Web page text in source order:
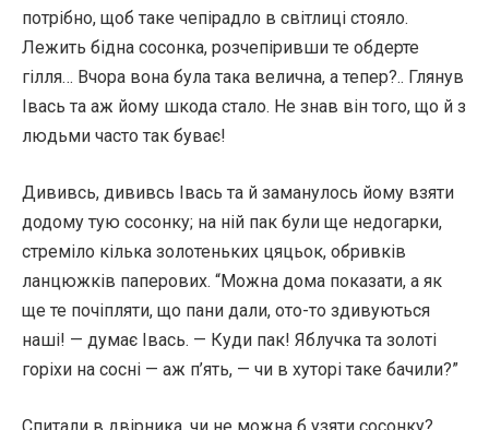
потрібно, щоб таке чепірадло в світлиці стояло.
Лежить бідна сосонка, розчепіривши те обдерте
гілля… Вчора вона була така велична, а тепер?.. Глянув
Івась та аж йому шкода стало. Не знав він того, що й з
людьми часто так буває!
Дививсь, дививсь Івась та й заманулось йому взяти
додому тую сосонку; на ній пак були ще недогарки,
стреміло кілька золотеньких цяцьок, обривків
ланцюжків паперових. “Можна дома показати, а як
ще те почіпляти, що пани дали, ото-то здивуються
наші! — думає Івась. — Куди пак! Яблучка та золоті
горіхи на сосні — аж п’ять, — чи в хуторі таке бачили?”